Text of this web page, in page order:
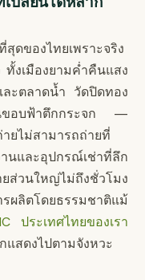
ดของไทยเพราะจริง
งเมืองยามค่ำคืนแสง
ะตลาดน้ำ วัดปิดทอง
นขอบฟ้าตึกกระจก —
ายไม่สามารถถ่ายที่
นและอุปกรณ์เช่าที่ลึก
ส่วนใหญ่ไม่ถึงชั่วโมง
ผลิตโดยธรรมชาติแม้
ประเทศไทยของเรา
แสดงไปตามจังหวะ